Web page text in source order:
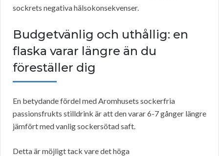
sockrets negativa hälsokonsekvenser.
Budgetvänlig och uthållig: en
flaska varar längre än du
föreställer dig
En betydande fördel med Aromhusets sockerfria
passionsfrukts stilldrink är att den varar 6-7 gånger längre
jämfört med vanlig sockersötad saft.
Detta är möjligt tack vare det höga